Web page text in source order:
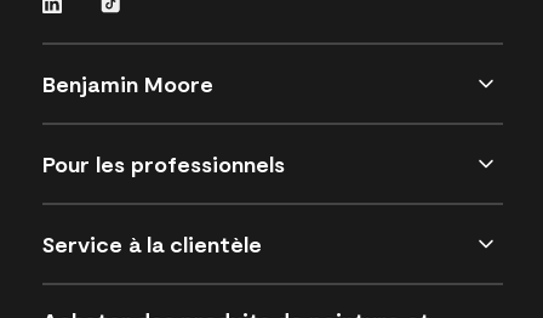
Benjamin Moore
Pour les professionnels
Service à la clientèle